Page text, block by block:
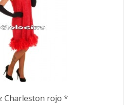
Charleston rojo *